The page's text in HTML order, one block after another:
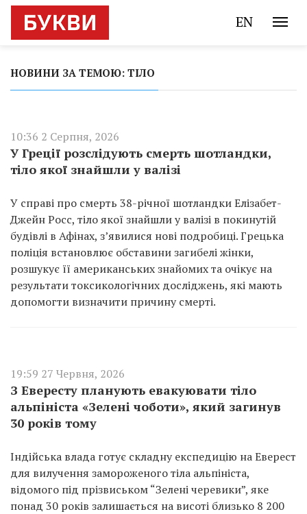
EN
НОВИНИ ЗА ТЕМОЮ: ТІЛО
10:36 2 Серпня, 2026
У Греції розслідують смерть шотландки,
тіло якої знайшли у валізі
У справі про смерть 38-річної шотландки Елізабет-
Джейн Росс, тіло якої знайшли у валізі в покинутій
будівлі в Афінах, з’явилися нові подробиці. Грецька
поліція встановлює обставини загибелі жінки,
розшукує її американських знайомих та очікує на
результати токсикологічних досліджень, які мають
допомогти визначити причину смерті.
19:59 27 Червня, 2026
З Евересту планують евакуювати тіло
альпініста «Зелені чоботи», який загинув
30 років тому
Індійська влада готує складну експедицію на Еверест
для вилучення замороженого тіла альпініста,
відомого під прізвиськом “Зелені черевики”, яке
понад 30 років залишається на висоті близько 8 200